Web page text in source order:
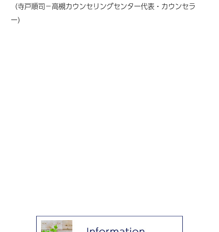
（寺戸順司－高槻カウンセリングセンター代表・カウンセラ
ー）